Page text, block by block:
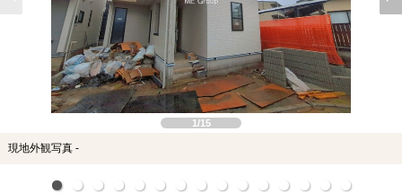
1/15
現地外観写真 -